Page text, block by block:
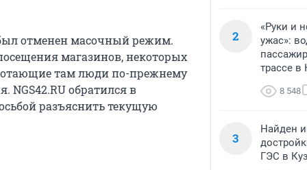
отменен масочный режим.
магазинов, некоторых
там люди по-прежнему
NGS42.RU обратился в
разъяснить текущую
2
«Руки и
ужас»:
трассе в
8 548
3
Найден
ГЭС в